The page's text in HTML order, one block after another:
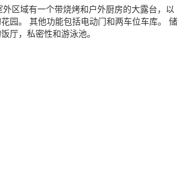
区域有一个带烧烤和户外厨房的大露台，以
园。 其他功能包括电动门和两车位车库。 储
厅，私密性和游泳池。